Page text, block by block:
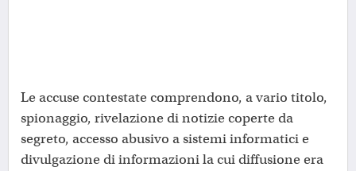
Le accuse contestate comprendono, a vario titolo,
spionaggio, rivelazione di notizie coperte da
segreto, accesso abusivo a sistemi informatici e
divulgazione di informazioni la cui diffusione era